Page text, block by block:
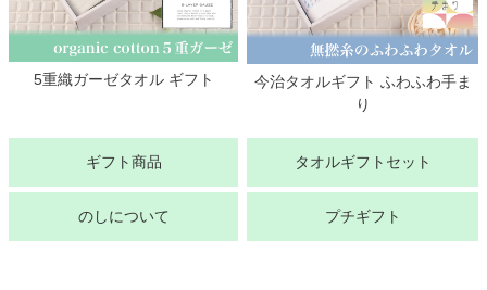
5重織ガーゼタオル ギフト
今治タオルギフト ふわふわ手ま
り
ギフト商品 タオルギフトセット
のしについて プチギフト